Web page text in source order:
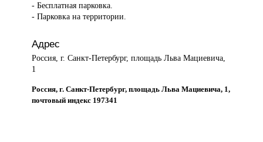
- Бесплатная парковка.
- Парковка на территории.
Адрес
Россия, г. Санкт-Петербург, площадь Льва Мациевича,
1
Россия, г. Санкт-Петербург, площадь Льва Мациевича, 1,
почтовый индекс 197341